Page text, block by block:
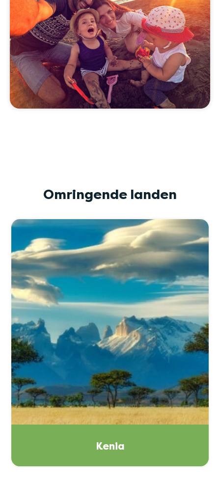
Omringende landen
Kenia